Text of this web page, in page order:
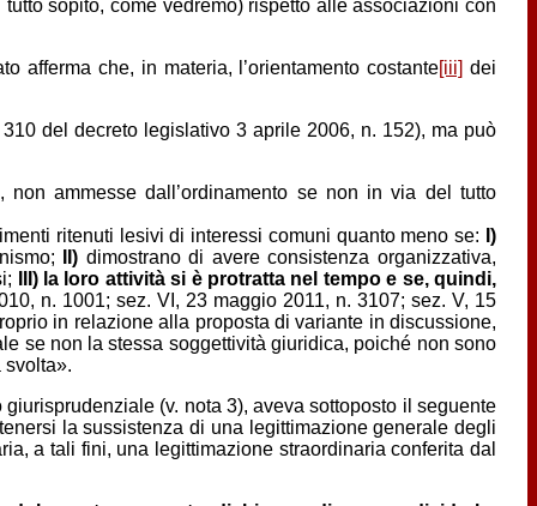
sopito, come vedremo) rispetto alle associazioni con
che, in materia, l’orientamento costante[iii] dei
del decreto legislativo 3 aprile 2006, n. 152), ma può
ammesse dall’ordinamento se non in via del tutto
ritenuti lesivi di interessi comuni quanto meno se: I)
II) dimostrano di avere consistenza organizzativa,
III) la loro attività si è protratta nel tempo e se, quindi,
n. 1001; sez. VI, 23 maggio 2011, n. 3107; sez. V, 15
in relazione alla proposta di variante in discussione,
se non la stessa soggettività giuridica, poiché non sono
svolta».
(v. nota 3), aveva sottoposto il seguente
la sussistenza di una legittimazione generale degli
a tali fini, una legittimazione straordinaria conferita dal